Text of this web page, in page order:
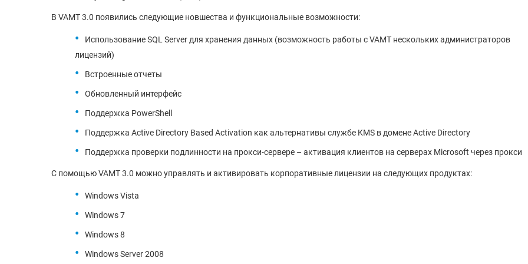
В VAMT 3.0 появились следующие новшества и функциональные возможности:
Использование SQL Server для хранения данных (возможность работы с VAMT нескольких администраторов
лицензий)
Встроенные отчеты
Обновленный интерфейс
Поддержка PowerShell
Поддержка Active Directory Based Activation как альтернативы службе KMS в домене Active Directory
Поддержка проверки подлинности на прокси-сервере – активация клиентов на серверах Microsoft через прокcи
С помощью VAMT 3.0 можно управлять и активировать корпоративные лицензии на следующих продуктах:
Windows Vista
Windows 7
Windows 8
Windows Server 2008